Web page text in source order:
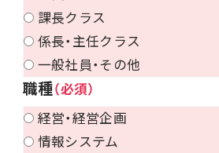
課長クラス
係長・主任クラス
一般社員・その他
職種
経営・経営企画
情報システム